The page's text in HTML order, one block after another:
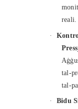
reali.
·
tal-
tal-
·
Bidu